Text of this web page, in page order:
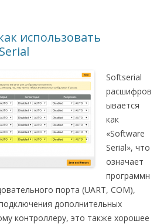
использовать
Softserial
расшифров
ывается
как
«Software
Serial», что
означает
программн
порта (UART, COM),
дополнительных
контроллеру, это также хорошее